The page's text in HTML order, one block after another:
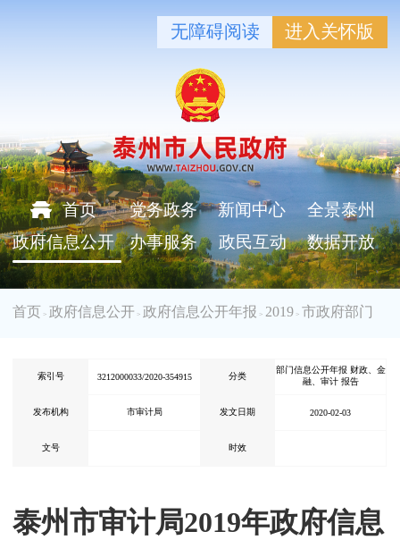
无障碍阅读 进入关怀版
首页 党务政务 新闻中心
全景泰州
政府信息公开
办事服务 政民互动 数据开放
首页 > 政府信息公开 > 政府信息公开年报 > 2019 > 市政府部门
索引号 3212000033/2020-354915 分类
部门信息公开年报 财政、金
融、审计 报告
发布机构 市审计局 发文日期 2020-02-03
文号 时效
泰州市审计局2019年政府信息